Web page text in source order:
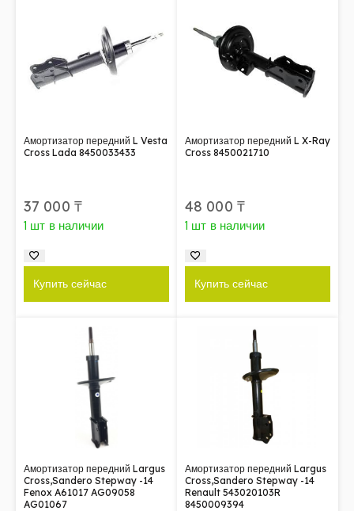
Амортизатор передний L Vesta
Cross Lada 8450033433
37 000 ₸
1 шт в наличии
Купить сейчас
Амортизатор передний L X-Ray
Cross 8450021710
48 000 ₸
1 шт в наличии
Купить сейчас
Амортизатор передний Largus
Cross,Sandero Stepway -14
Fenox A61017 AG09058
AG01067
Амортизатор передний Largus
Cross,Sandero Stepway -14
Renault 543020103R
8450009394